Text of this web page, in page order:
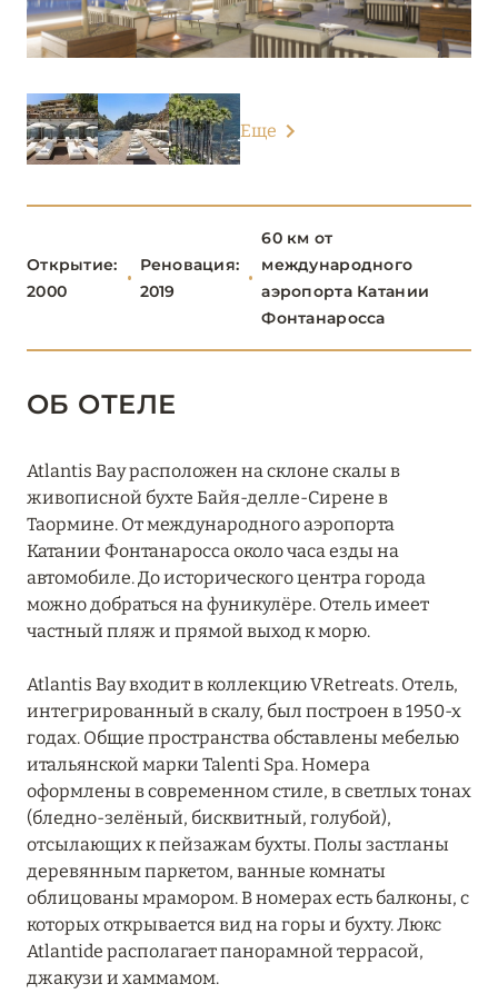
САРДИНИЯ 24
Atlantis Bay
Villa Igiea
АГРИДЖЕНТО 0
КАТАНЬЯ
ПАЛЕРМО
СИРАКУЗА 0
ТАОРМИНА
ТОСКАНА 29
ТРЕНТИНО-АЛЬТО-
АДИДЖЕ
Еще
Открытие:
2000
Реновация:
2019
60 км от
международного
аэропорта Катании
Фонтанаросса
ОБ ОТЕЛЕ
Atlantis Bay расположен на склоне скалы в
живописной бухте Байя-делле-Сирене в
Таормине. От международного аэропорта
Катании Фонтанаросса около часа езды на
автомобиле. До исторического центра города
можно добраться на фуникулёре. Отель имеет
частный пляж и прямой выход к морю.
Atlantis Bay входит в коллекцию VRetreats. Отель,
интегрированный в скалу, был построен в 1950-х
годах. Общие пространства обставлены мебелью
итальянской марки Talenti Spa. Номера
оформлены в современном стиле, в светлых тонах
(бледно-зелёный, бисквитный, голубой),
отсылающих к пейзажам бухты. Полы застланы
деревянным паркетом, ванные комнаты
облицованы мрамором. В номерах есть балконы, с
которых открывается вид на горы и бухту. Люкс
Atlantide располагает панорамной террасой,
джакузи и хаммамом.